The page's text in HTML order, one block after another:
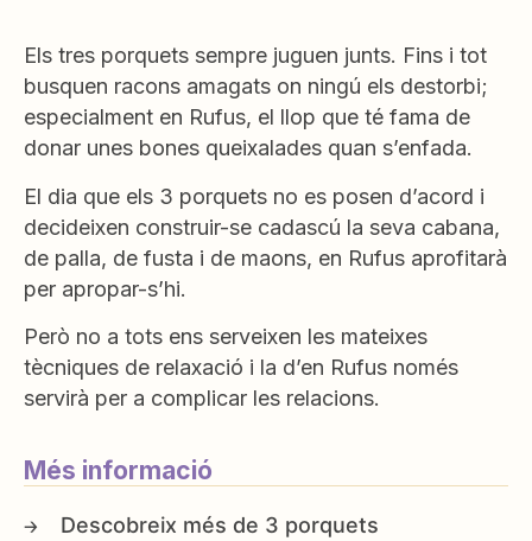
Els tres porquets sempre juguen junts. Fins i tot
busquen racons amagats on ningú els destorbi;
especialment en Rufus, el llop que té fama de
donar unes bones queixalades quan s’enfada.
El dia que els 3 porquets no es posen d’acord i
decideixen construir-se cadascú la seva cabana,
de palla, de fusta i de maons, en Rufus aprofitarà
per apropar-s’hi.
Però no a tots ens serveixen les mateixes
tècniques de relaxació i la d’en Rufus només
servirà per a complicar les relacions.
Més informació
3 porquets